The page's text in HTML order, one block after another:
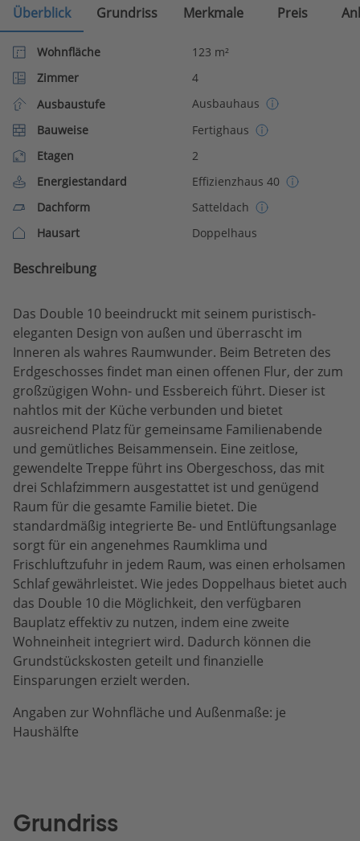
Überblick Grundriss Merkmale Preis
Wohnfläche
123 m²
Zimmer
4
Ausbaustufe
Ausbauhaus
Bauweise
Fertighaus
Etagen
2
Energiestandard
Effizienzhaus 40
Dachform
Satteldach
Hausart
Doppelhaus
Beschreibung
Das Double 10 beeindruckt mit seinem puristisch-
eleganten Design von außen und überrascht im
Inneren als wahres Raumwunder. Beim Betreten des
Erdgeschosses findet man einen offenen Flur, der zum
großzügigen Wohn- und Essbereich führt. Dieser ist
nahtlos mit der Küche verbunden und bietet
ausreichend Platz für gemeinsame Familienabende
und gemütliches Beisammensein. Eine zeitlose,
gewendelte Treppe führt ins Obergeschoss, das mit
drei Schlafzimmern ausgestattet ist und genügend
Raum für die gesamte Familie bietet. Die
standardmäßig integrierte Be- und Entlüftungsanlage
sorgt für ein angenehmes Raumklima und
Frischluftzufuhr in jedem Raum, was einen erholsamen
Schlaf gewährleistet. Wie jedes Doppelhaus bietet auch
das Double 10 die Möglichkeit, den verfügbaren
Bauplatz effektiv zu nutzen, indem eine zweite
Wohneinheit integriert wird. Dadurch können die
Grundstückskosten geteilt und finanzielle
Einsparungen erzielt werden.
Angaben zur Wohnfläche und Außenmaße: je
Haushälfte
Grundriss